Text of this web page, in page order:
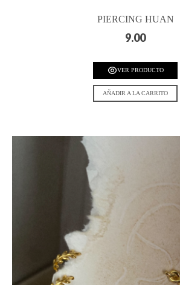
PIERCING HUAN
9.00
VER PRODUCTO
AÑADIR A LA CARRITO